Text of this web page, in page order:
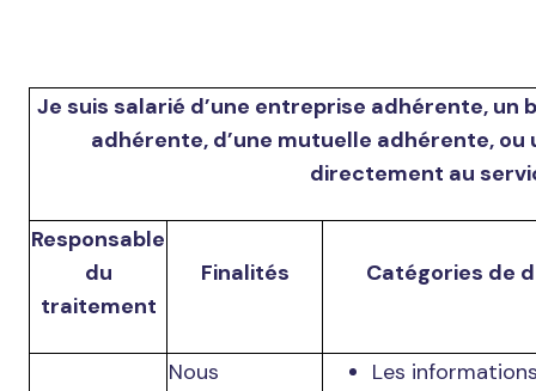
Je suis salarié d’une entreprise adhérente, un
adhérente, d’une mutuelle adhérente,
directement au
Responsable
du
traitement
Finalités Catégories de
Nous
Les